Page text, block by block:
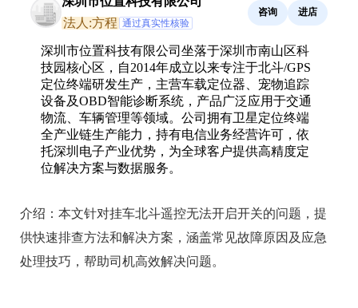
法人:方程 通过真实性核验
咨询 进店
深圳市位置科技有限公司坐落于深圳市南山区科
技园核心区，自2014年成立以来专注于北斗/GPS
定位终端研发生产，主营车载定位器、宠物追踪
设备及OBD智能诊断系统，产品广泛应用于交通
物流、车辆管理等领域。公司拥有卫星定位终端
全产业链生产能力，持有电信业务经营许可，依
托深圳电子产业优势，为全球客户提供高精度定
位解决方案与数据服务。
介绍： 本文针对挂车北斗遥控无法开启开关的问题，提
供快速排查方法和解决方案，涵盖常见故障原因及应急
处理技巧，帮助司机高效解决问题。